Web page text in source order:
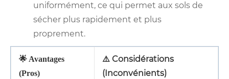
uniformément, ce qui permet aux sols de
sécher plus rapidement et plus
proprement.
🌟 Avantages
(Pros)
⚠️ Considérations
(Inconvénients)